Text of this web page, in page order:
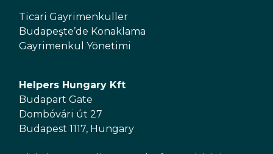
Ticari Gayrimenkuller
Budapeşte’de Konaklama
Gayrimenkul Yönetimi
Helpers Hungary Kft
Budapart Gate
Dombóvári út 27
Budapest 1117, Hungary